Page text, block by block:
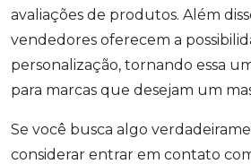
avaliações de produtos. Além
vendedores oferecem a
personalização, tornando essa
para marcas que desejam um
Se você busca algo
considerar entrar em contato